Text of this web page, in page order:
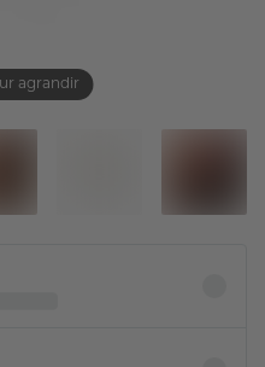
agrandir